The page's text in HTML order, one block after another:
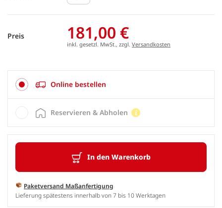
Preis 181,00 €
inkl. gesetzl. MwSt., zzgl. Versandkosten
Online bestellen
In den Warenkorb
Paketversand Maßanfertigung
Lieferung spätestens innerhalb von 7 bis 10 Werktagen
Reservieren & Abholen